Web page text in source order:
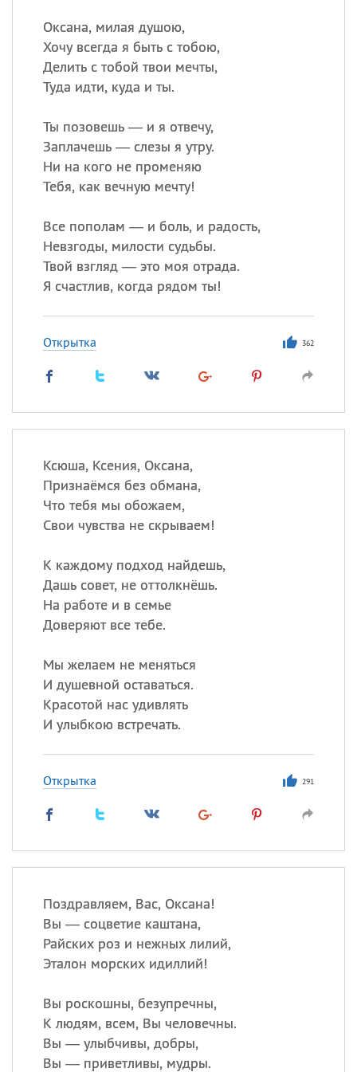
Оксана, милая душою,
Хочу всегда я быть с тобою,
Делить с тобой твои мечты,
Туда идти, куда и ты.
Ты позовешь — и я отвечу,
Заплачешь — слезы я утру.
Ни на кого не променяю
Тебя, как вечную мечту!
Все пополам — и боль, и радость,
Невзгоды, милости судьбы.
Твой взгляд — это моя отрада.
Я счастлив, когда рядом ты!
Открытка 362
Ксюша, Ксения, Оксана,
Признаёмся без обмана,
Что тебя мы обожаем,
Свои чувства не скрываем!
К каждому подход найдешь,
Дашь совет, не оттолкнёшь.
На работе и в семье
Доверяют все тебе.
Мы желаем не меняться
И душевной оставаться.
Красотой нас удивлять
И улыбкою встречать.
Открытка 291
Поздравляем, Вас, Оксана!
Вы — соцветие каштана,
Райских роз и нежных лилий,
Эталон морских идиллий!
Вы роскошны, безупречны,
К людям, всем, Вы человечны.
Вы — улыбчивы, добры,
Вы — приветливы, мудры.